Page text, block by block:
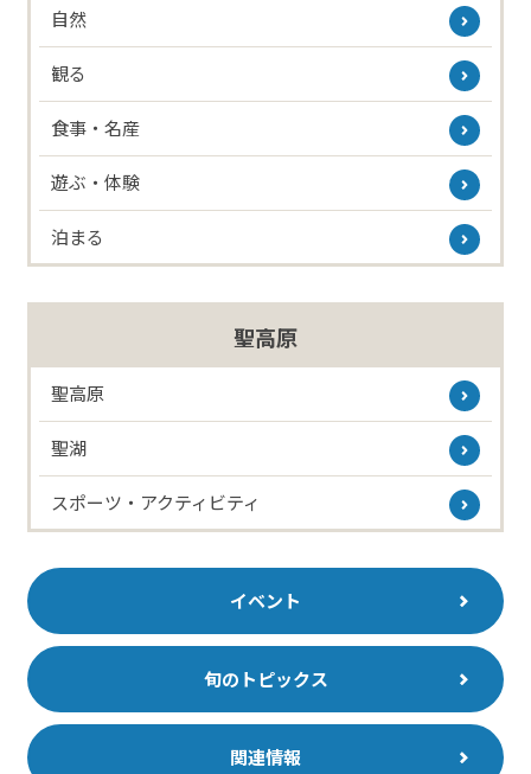
自然
観る
食事・名産
遊ぶ・体験
泊まる
聖高原
聖高原
聖湖
スポーツ・アクティビティ
イベント
旬のトピックス
関連情報